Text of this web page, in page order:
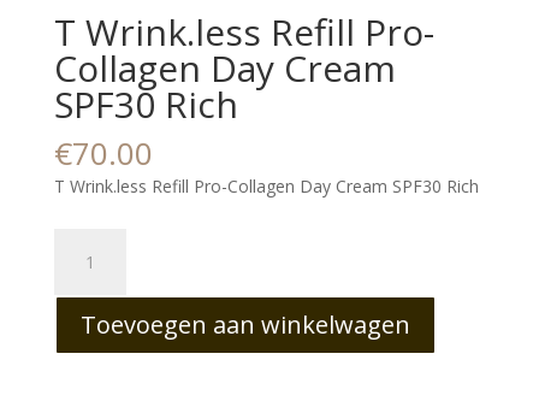
T Wrink.less Refill Pro-
Collagen Day Cream
SPF30 Rich
€70.00
T Wrink.less Refill Pro-Collagen Day Cream SPF30 Rich
Wrink.less
Refill
Pro-
Collagen
Toevoegen aan winkelwagen